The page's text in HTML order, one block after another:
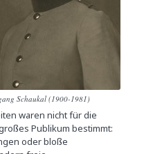
Schaukal (1900-1981)
waren nicht für die
Publikum bestimmt:
oder bloße